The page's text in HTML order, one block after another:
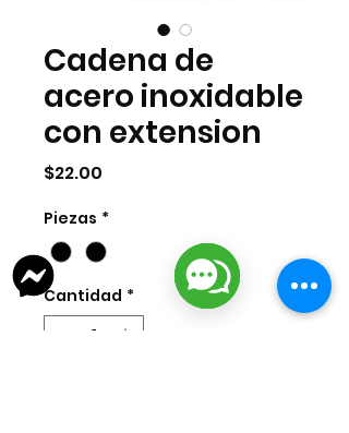
Cadena de
acero inoxidable
con extension
$22.00
Piezas *
Cantidad *